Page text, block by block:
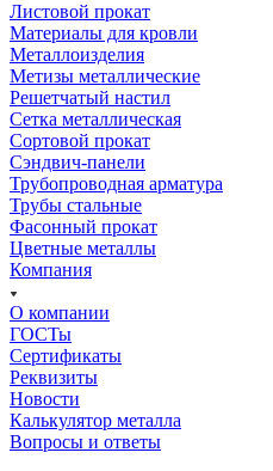
Листовой прокат
Материалы для кровли
Металлоизделия
Метизы металлические
Решетчатый настил
Сетка металлическая
Сортовой прокат
Сэндвич-панели
Трубопроводная арматура
Трубы стальные
Фасонный прокат
Цветные металлы
Компания
О компании
ГОСТы
Сертификаты
Реквизиты
Новости
Калькулятор металла
Вопросы и ответы